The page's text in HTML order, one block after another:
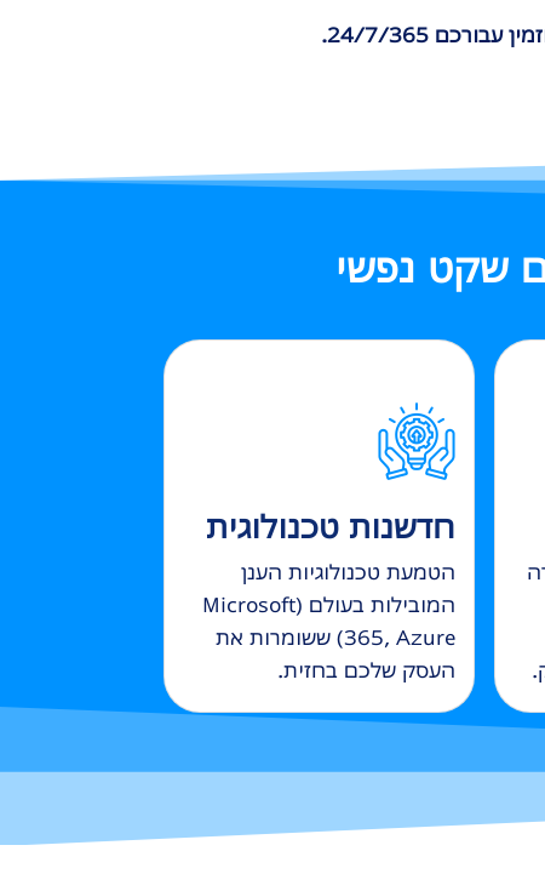
24/7/365.
שקט נפשי
חדשנות טכנולוגית
הטמעת טכנולוגיות הענן
המובילות בעולם (Microsoft
365, Azure) ששומרות את
העסק שלכם בחזית.